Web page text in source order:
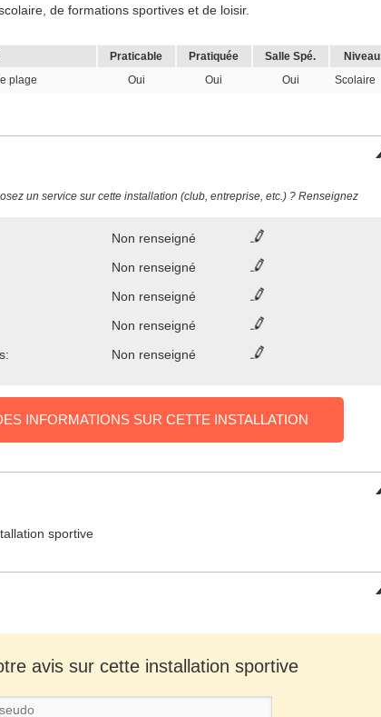
de formations sportives et de loisir.
Praticable Pratiquée Salle Spé.
Niveau
plage
Oui Oui Oui Scolaire
un service sur cette installation (club, entreprise, etc.) ? Renseignez
Non renseigné
Non renseigné
Non renseigné
Non renseigné
Non renseigné
INFORMATIONS SUR CETTE INSTALLATION
sportive
avis sur cette installation sportive